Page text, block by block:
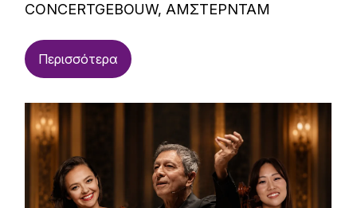
CONCERTGEBOUW, ΑΜΣΤΕΡΝΤΑΜ
Περισσότερα